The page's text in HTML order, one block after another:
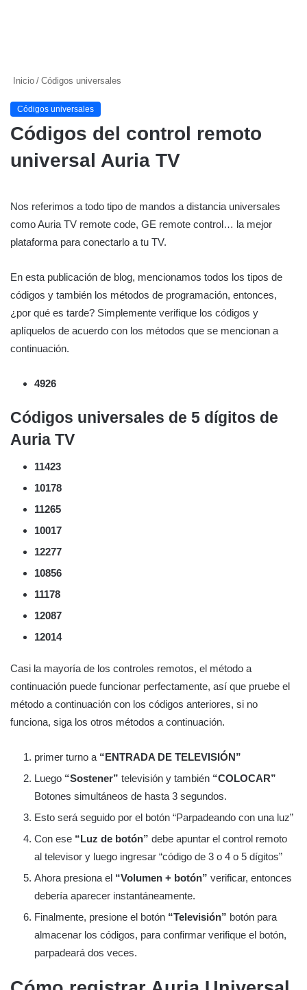
Inicio / Códigos universales
Códigos universales
Códigos del control remoto
universal Auria TV
Nos referimos a todo tipo de mandos a distancia universales
como Auria TV remote code, GE remote control… la mejor
plataforma para conectarlo a tu TV.
En esta publicación de blog, mencionamos todos los tipos de
códigos y también los métodos de programación, entonces,
¿por qué es tarde? Simplemente verifique los códigos y
aplíquelos de acuerdo con los métodos que se mencionan a
continuación.
4926
Códigos universales de 5 dígitos de
Auria TV
11423
10178
11265
10017
12277
10856
11178
12087
12014
Casi la mayoría de los controles remotos, el método a
continuación puede funcionar perfectamente, así que pruebe el
método a continuación con los códigos anteriores, si no
funciona, siga los otros métodos a continuación.
primer turno a “ENTRADA DE TELEVISIÓN”
Luego “Sostener” televisión y también “COLOCAR”
Botones simultáneos de hasta 3 segundos.
Esto será seguido por el botón “Parpadeando con una luz”
Con ese “Luz de botón” debe apuntar el control remoto
al televisor y luego ingresar “código de 3 o 4 o 5 dígitos”
Ahora presiona el “Volumen + botón” verificar, entonces
debería aparecer instantáneamente.
Finalmente, presione el botón “Televisión” botón para
almacenar los códigos, para confirmar verifique el botón,
parpadeará dos veces.